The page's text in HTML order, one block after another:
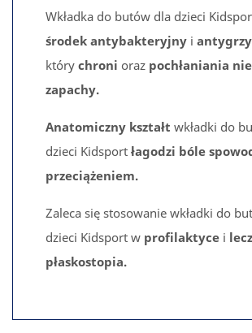
Wkładka do butów dla dzieci
środek antybakteryjny i
który chroni oraz pochłaniania
zapachy.
Anatomiczny kształt wkładki do
dzieci Kidsport łagodzi bóle
przeciążeniem.
Zaleca się stosowanie wkładki do
dzieci Kidsport w profilaktyce i
płaskostopia.